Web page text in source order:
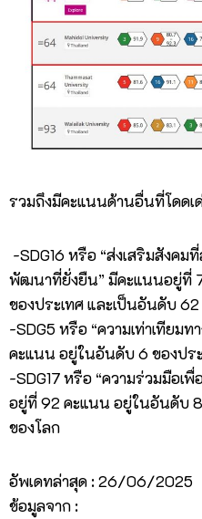
รวมถึงมีคะแนนด้านอื่นที่โดดเ
-SDG16 หรือ “ส่งเสริมสังค
พัฒนาที่ยั่งยืน” มีคะแนนอยู่ที่
ของประเทศ และเป็นอันดับ
-SDG5 หรือ “ความเท่าเทียม
คะแนน อยู่ในอันดับ 6 ของปร
-SDG17 หรือ “ความร่วมมือ
อยู่ที่ 92 คะแนน อยู่ในอันดับ
ของโลก
อัพเดทล่าสุด : 26/06/2025
ข้อมูลจาก :